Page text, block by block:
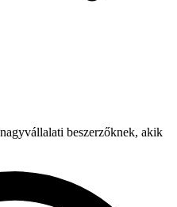
beszerzőknek, akik